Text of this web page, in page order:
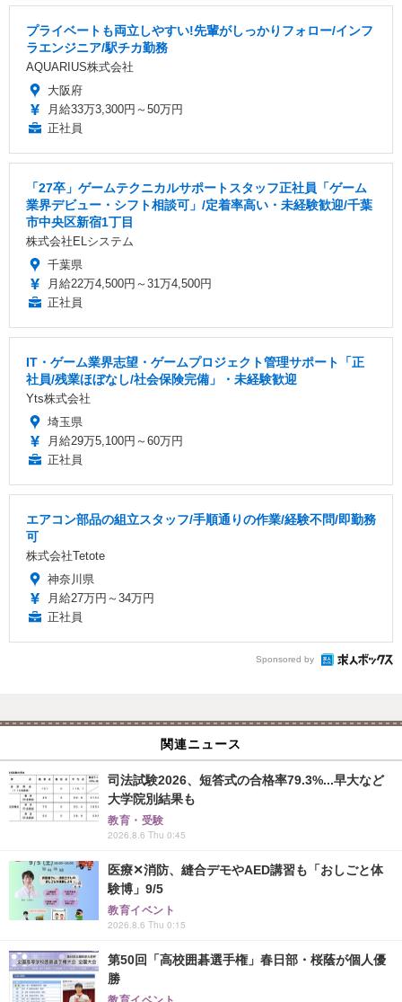
プライベートも両立しやすい!先輩がしっかりフォロー/インフ
ラエンジニア/駅チカ勤務
AQUARIUS株式会社
大阪府
月給33万3,300円～50万円
正社員
「27卒」ゲームテクニカルサポートスタッフ正社員「ゲーム
業界デビュー・シフト相談可」/定着率高い・未経験歓迎/千葉
市中央区新宿1丁目
株式会社ELシステム
千葉県
月給22万4,500円～31万4,500円
正社員
IT・ゲーム業界志望・ゲームプロジェクト管理サポート「正
社員/残業ほぼなし/社会保険完備」・未経験歓迎
Yts株式会社
埼玉県
月給29万5,100円～60万円
正社員
エアコン部品の組立スタッフ/手順通りの作業/経験不問/即勤務
可
株式会社Tetote
神奈川県
月給27万円～34万円
正社員
Sponsored by
関連ニュース
司法試験2026、短答式の合格率79.3%...早大など
大学院別結果も
教育・受験
2026.8.6 Thu 0:45
医療✕消防、縫合デモやAED講習も「おしごと体
験博」9/5
教育イベント
2026.8.6 Thu 0:15
第50回「高校囲碁選手権」春日部・桜蔭が個人優
勝